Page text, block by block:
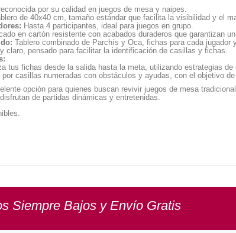
por su calidad en juegos de mesa y naipes.
de 40x40 cm, tamaño estándar que facilita la visibilidad y el
Hasta 4 participantes, ideal para juegos en grupo.
en cartón resistente con acabados duraderos que garantizan
Tablero combinado de Parchís y Oca, fichas para cada jugador
claro, pensado para facilitar la identificación de casillas y fichas.
tus fichas desde la salida hasta la meta, utilizando estrategias de
por casillas numeradas con obstáculos y ayudas, con el objetivo
opción para quienes buscan revivir juegos de mesa
de partidas dinámicas y entretenidas.
Siempre Bajos y Envío Gratis